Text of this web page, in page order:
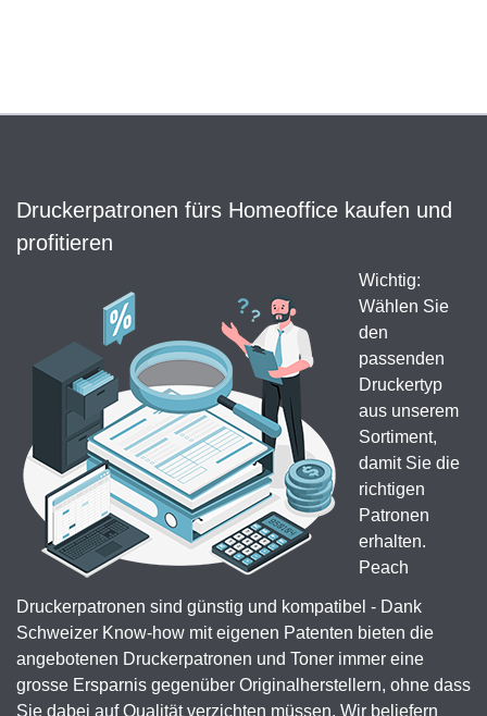
Druckerpatronen fürs Homeoffice kaufen und
profitieren
Wichtig:
Wählen Sie
den
passenden
Druckertyp
aus unserem
Sortiment,
damit Sie die
richtigen
Patronen
erhalten.
Peach
Druckerpatronen sind günstig und kompatibel - Dank
Schweizer Know-how mit eigenen Patenten bieten die
angebotenen Druckerpatronen und Toner immer eine
grosse Ersparnis gegenüber Originalherstellern, ohne dass
Sie dabei auf Qualität verzichten müssen. Wir beliefern